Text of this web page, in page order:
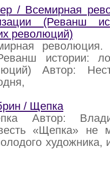
/ Всемирная
(Реванш
революций)
революция.
истории:
Автор:
/ Щепка
Автор:
«Щепка» не
художника,